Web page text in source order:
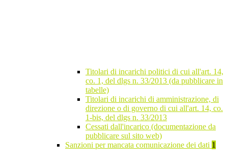
Titolari di incarichi politici di cui all'art. 14,
co. 1, del dlgs n. 33/2013 (da pubblicare in
tabelle)
Titolari di incarichi di amministrazione, di
direzione o di governo di cui all'art. 14, co.
1-bis, del dlgs n. 33/2013
Cessati dall'incarico (documentazione da
pubblicare sul sito web)
Sanzioni per mancata comunicazione dei dati 1